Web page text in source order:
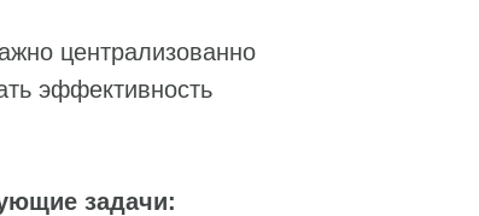
централизованно
эффективность
задачи: